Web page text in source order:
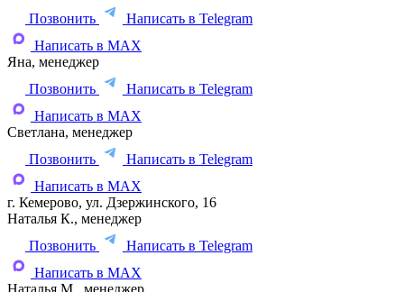
Позвонить
Написать в Telegram
Написать в MAX
Яна, менеджер
Позвонить
Написать в Telegram
Написать в MAX
Светлана, менеджер
Позвонить
Написать в Telegram
Написать в MAX
г. Кемерово, ул. Дзержинского, 16
Наталья К., менеджер
Позвонить
Написать в Telegram
Написать в MAX
Наталья М., менеджер